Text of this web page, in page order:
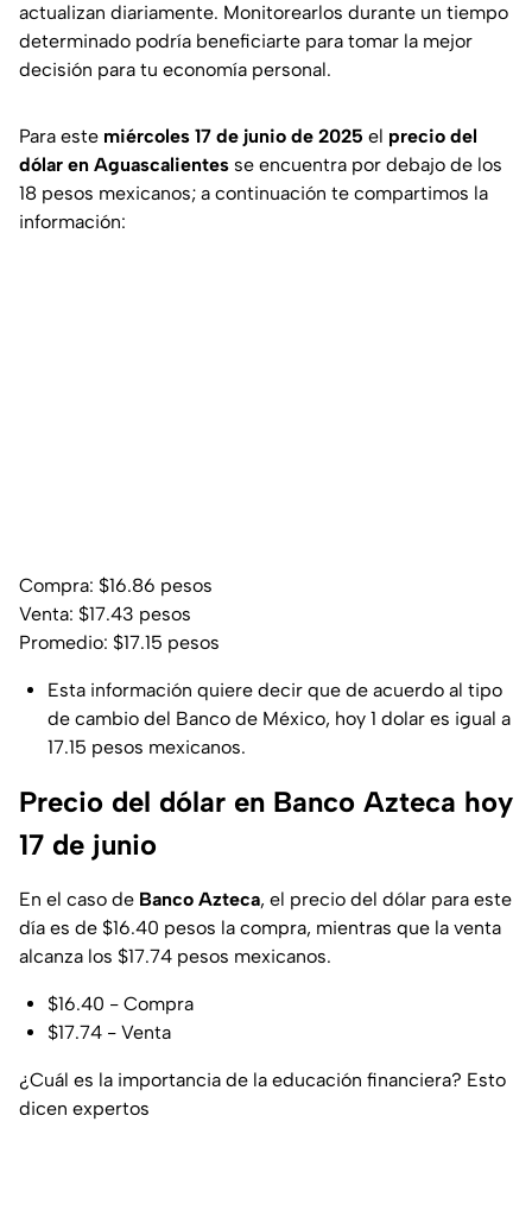
actualizan diariamente. Monitorearlos durante un tiempo
determinado podría beneficiarte para tomar la mejor
decisión para tu economía personal.
Para este miércoles 17 de junio de 2025 el precio del
dólar en Aguascalientes se encuentra por debajo de los
18 pesos mexicanos; a continuación te compartimos la
información:
Compra: $16.86 pesos
Venta: $17.43 pesos
Promedio: $17.15 pesos
Esta información quiere decir que de acuerdo al tipo
de cambio del Banco de México, hoy 1 dolar es igual a
17.15 pesos mexicanos.
Precio del dólar en Banco Azteca hoy
17 de junio
En el caso de Banco Azteca, el precio del dólar para este
día es de $16.40 pesos la compra, mientras que la venta
alcanza los $17.74 pesos mexicanos.
$16.40 - Compra
$17.74 - Venta
¿Cuál es la importancia de la educación financiera? Esto
dicen expertos